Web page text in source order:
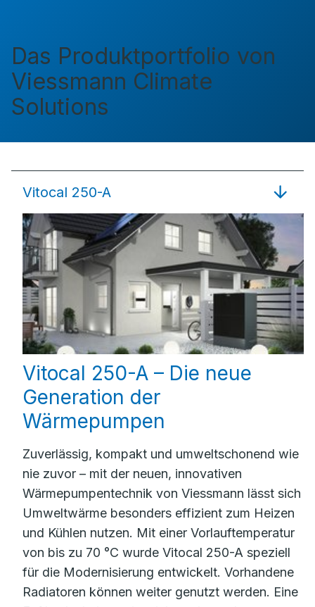
Das Produktportfolio von
Viessmann Climate
Solutions
Vitocal 250-A
Vitocal 250-A – Die neue
Generation der
Wärmepumpen
Zuverlässig, kompakt und umweltschonend wie
nie zuvor – mit der neuen, innovativen
Wärmepumpentechnik von Viessmann lässt sich
Umweltwärme besonders effizient zum Heizen
und Kühlen nutzen. Mit einer Vorlauftemperatur
von bis zu 70 °C wurde Vitocal 250-A speziell
für die Modernisierung entwickelt. Vorhandene
Radiatoren können weiter genutzt werden. Eine